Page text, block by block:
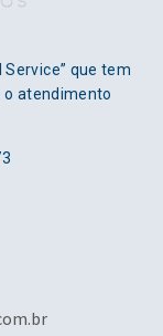
que tem
o atendimento